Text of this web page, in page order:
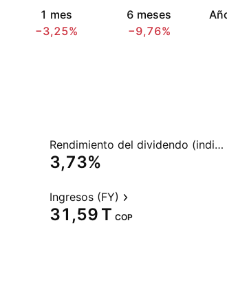
1 mes
−3,25%
6 meses
−9,76%
Rendimiento del dividendo (indicado)
3,73%
Ingresos (FY)
‪31,59 T‬ COP